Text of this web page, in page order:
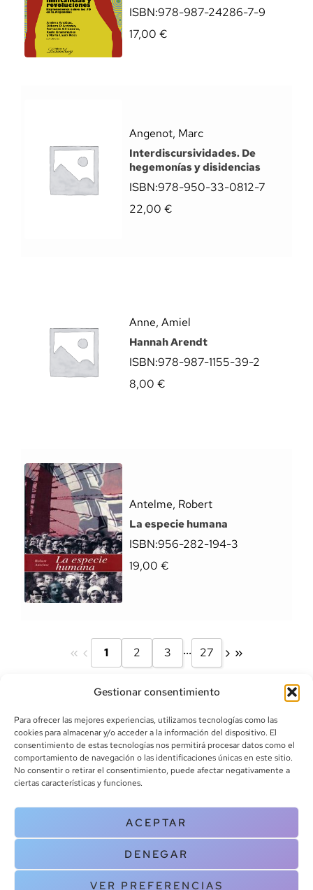
Gestionar consentimiento
Para ofrecer las mejores experiencias, utilizamos tecnologías como las
cookies para almacenar y/o acceder a la información del dispositivo. El
consentimiento de estas tecnologías nos permitirá procesar datos como el
comportamiento de navegación o las identificaciones únicas en este sitio.
No consentir o retirar el consentimiento, puede afectar negativamente a
ciertas características y funciones.
ACEPTAR
DENEGAR
VER PREFERENCIAS
ISBN:978-987-24286-7-9
17,00 €
Angenot, Marc
Interdiscursividades. De
hegemonías y disidencias
ISBN:978-950-33-0812-7
22,00 €
Anne, Amiel
Hannah Arendt
ISBN:978-987-1155-39-2
8,00 €
Antelme, Robert
La especie humana
ISBN:956-282-194-3
19,00 €
1 2 3 ... 27
info@canoalibros.com
pedidos@canoalibros.com
CONTACTO
Copyright © 2025 Canoa Libros. All Rights Reserved |
cookies|Política de privacidad|Terminos y condiciones| Aviso legal